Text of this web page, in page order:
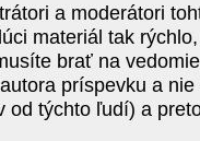
a moderátori
materiál tak
brať na
príspevku a
od týchto ľudí) a